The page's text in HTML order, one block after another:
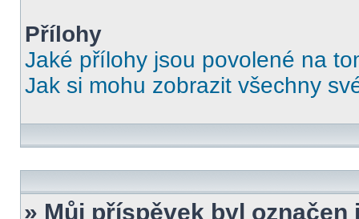
Přílohy
Jaké přílohy jsou povolené na
Jak si mohu zobrazit všechny
» Můj příspěvek byl